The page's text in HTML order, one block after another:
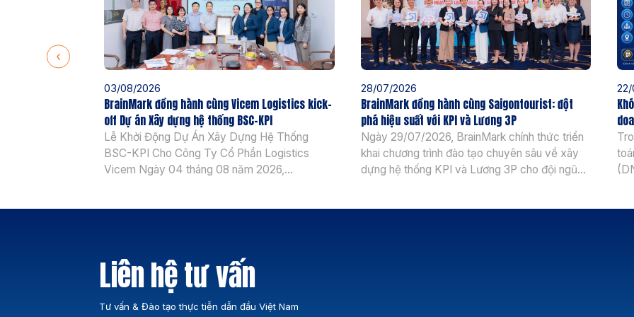
03/08/2026
BrainMark đồng hành cùng Vicem Logistics kick-
off Dự án Xây dựng hệ thống BSC-KPI
Lễ Khởi Động Dự Án Xây Dựng Hệ Thống
BSC-KPI Cho Công Ty Cổ Phần Logistics
Vicem Ngày 04 tháng 08 năm 2026,
28/07/2026
BrainMark đồng hành cùng Saigontourist: đột
phá hiệu suất với KPI và Lương 3P
Ngày 29/07/2026, BrainMark chính thức triển
khai chương trình đào tạo chuyên sâu về xây
dựng hệ thống KPI và Lương 3P cho đội ngũ
Liên hệ tư vấn
Tư vấn & Đào tạo thực tiễn dẫn đầu Việt Nam